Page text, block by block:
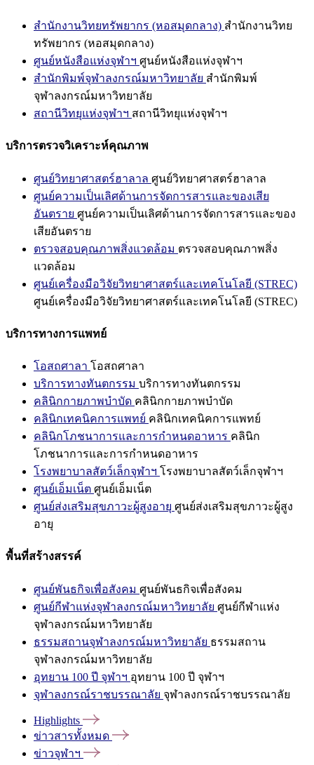
สำนักงานวิทยทรัพยากร (หอสมุดกลาง) สำนักงานวิทย
ทรัพยากร (หอสมุดกลาง)
ศูนย์หนังสือแห่งจุฬาฯ ศูนย์หนังสือแห่งจุฬาฯ
สำนักพิมพ์จุฬาลงกรณ์มหาวิทยาลัย สำนักพิมพ์
จุฬาลงกรณ์มหาวิทยาลัย
สถานีวิทยุแห่งจุฬาฯ สถานีวิทยุแห่งจุฬาฯ
บริการตรวจวิเคราะห์คุณภาพ
ศูนย์วิทยาศาสตร์ฮาลาล ศูนย์วิทยาศาสตร์ฮาลาล
ศูนย์ความเป็นเลิศด้านการจัดการสารและของเสีย
อันตราย ศูนย์ความเป็นเลิศด้านการจัดการสารและของ
เสียอันตราย
ตรวจสอบคุณภาพสิ่งแวดล้อม ตรวจสอบคุณภาพสิ่ง
แวดล้อม
ศูนย์เครื่องมือวิจัยวิทยาศาสตร์และเทคโนโลยี (STREC)
ศูนย์เครื่องมือวิจัยวิทยาศาสตร์และเทคโนโลยี (STREC)
บริการทางการแพทย์
โอสถศาลา โอสถศาลา
บริการทางทันตกรรม บริการทางทันตกรรม
คลินิกกายภาพบำบัด คลินิกกายภาพบำบัด
คลินิกเทคนิคการแพทย์ คลินิกเทคนิคการแพทย์
คลินิกโภชนาการและการกำหนดอาหาร คลินิก
โภชนาการและการกำหนดอาหาร
โรงพยาบาลสัตว์เล็กจุฬาฯ โรงพยาบาลสัตว์เล็กจุฬาฯ
ศูนย์เอ็มเน็ต ศูนย์เอ็มเน็ต
ศูนย์ส่งเสริมสุขภาวะผู้สูงอายุ ศูนย์ส่งเสริมสุขภาวะผู้สูง
อายุ
พื้นที่สร้างสรรค์
ศูนย์พันธกิจเพื่อสังคม ศูนย์พันธกิจเพื่อสังคม
ศูนย์กีฬาแห่งจุฬาลงกรณ์มหาวิทยาลัย ศูนย์กีฬาแห่ง
จุฬาลงกรณ์มหาวิทยาลัย
ธรรมสถานจุฬาลงกรณ์มหาวิทยาลัย ธรรมสถาน
จุฬาลงกรณ์มหาวิทยาลัย
อุทยาน 100 ปี จุฬาฯ อุทยาน 100 ปี จุฬาฯ
จุฬาลงกรณ์ราชบรรณาลัย จุฬาลงกรณ์ราชบรรณาลัย
Highlights
ข่าวสารทั้งหมด
ข่าวจุฬาฯ